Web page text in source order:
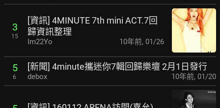
3
15
[資訊] 4MINUTE 7th mini ACT.7回
歸資訊整理
Im22Yo 10年前, 01/26
5
6
[新聞] 4minute攜迷你7輯回歸樂壇 2月1日發行
debox 10年前, 01/20